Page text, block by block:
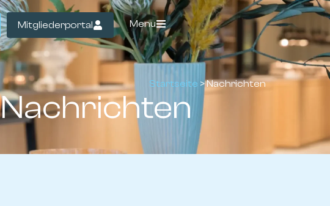
Mitgliederportal Menu
Startseite >Nachrichten
Nachrichten